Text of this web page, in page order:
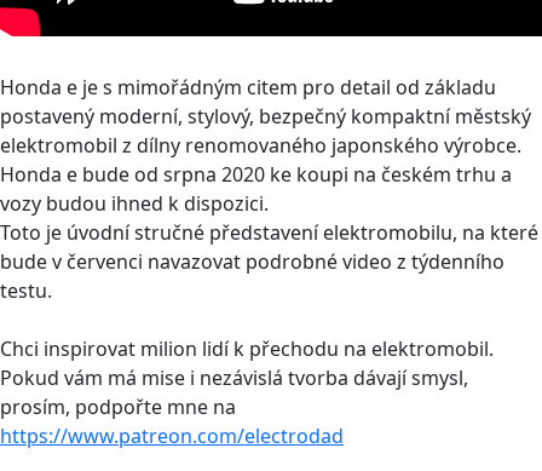
Honda e je s mimořádným citem pro detail od základu
postavený moderní, stylový, bezpečný kompaktní městský
elektromobil z dílny renomovaného japonského výrobce.
Honda e bude od srpna 2020 ke koupi na českém trhu a
vozy budou ihned k dispozici.
Toto je úvodní stručné představení elektromobilu, na které
bude v červenci navazovat podrobné video z týdenního
testu.
Chci inspirovat milion lidí k přechodu na elektromobil.
Pokud vám má mise i nezávislá tvorba dávají smysl,
prosím, podpořte mne na
https://www.patreon.com/electrodad